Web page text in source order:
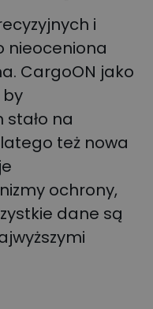
i
nieoceniona
CargoON jako
na
też nowa
ochrony,
dane są